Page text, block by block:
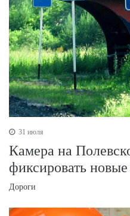
31 июля
Камера на
фиксировать
Дороги